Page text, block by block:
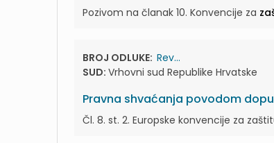
Pozivom na članak 10. Konvencije za
BROJ ODLUKE: Rev...
SUD: Vrhovni sud Republike Hrvatske
Pravna shvaćanja povodom
Čl. 8. st. 2. Europske konvencije za